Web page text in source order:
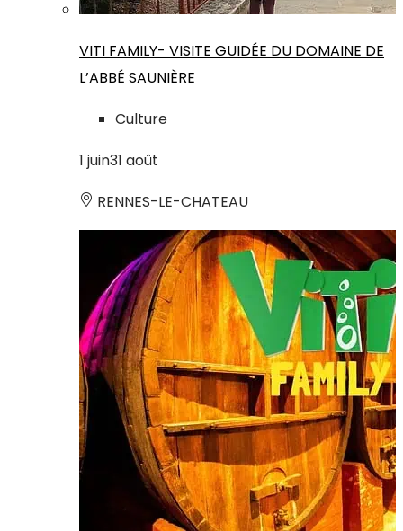
VITI FAMILY- VISITE GUIDÉE DU DOMAINE DE
L’ABBÉ SAUNIÈRE
Culture
1 juin31 août
RENNES-LE-CHATEAU